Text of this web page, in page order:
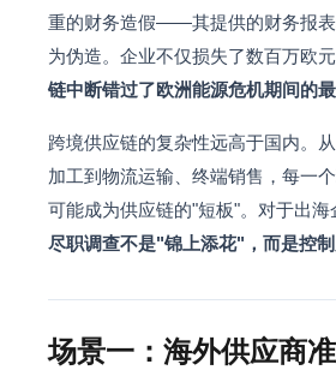
重的财务造假——其提供的财务报
为伪造。企业不仅损失了数百万欧元
链中断错过了欧洲能源危机期间的
跨境供应链的复杂性远高于国内。
加工到物流运输、终端销售，每一
可能成为供应链的"短板"。对于出海
尽职调查不是"锦上添花"，而是控
场景一：海外供应商